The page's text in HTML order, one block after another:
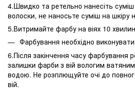
4.Швидко та ретельно нанесіть суміш
волоски, не наносьте суміш на шкіру
5.Витримайте фарбу на віях 10
Фарбування необхідно
6.Після закінчення часу фарбування
залишки фарби з вій вологим
водою. Не розплющуйте очі до
вій.